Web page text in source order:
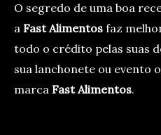
O segredo de uma boa
a Fast Alimentos faz
todo o crédito pelas suas
sua lanchonete ou evento
marca Fast Alimentos.